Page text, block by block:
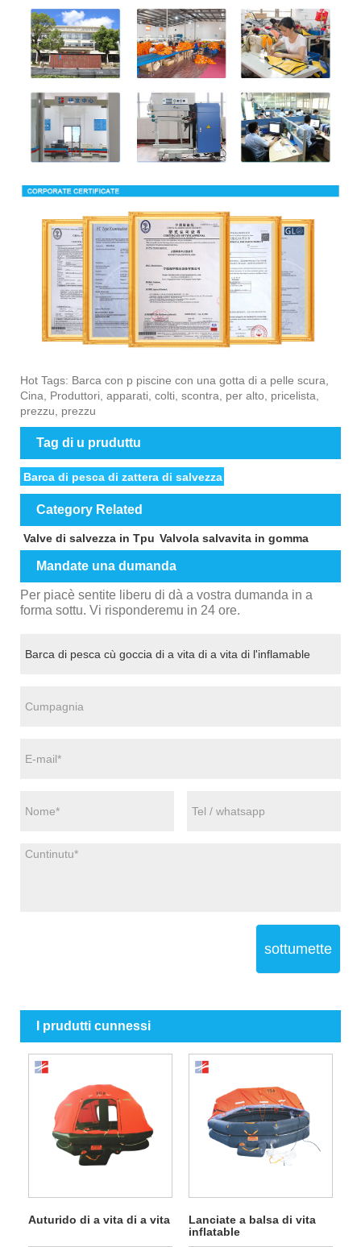
Hot Tags: Barca con p piscine con una gotta di a pelle scura,
Cina, Produttori, apparati, colti, scontra, per alto, pricelista,
prezzu, prezzu
Tag di u pruduttu
Barca di pesca di zattera di salvezza
Category Related
Valve di salvezza in Tpu Valvola salvavita in gomma
Mandate una dumanda
Per piacè sentite liberu di dà a vostra dumanda in a
forma sottu. Vi risponderemu in 24 ore.
sottumette
I prudutti cunnessi
Auturido di a vita di a vita
Lanciate a balsa di vita
inflatable